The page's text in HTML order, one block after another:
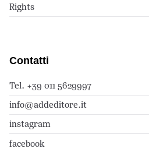
Rights
Contatti
Tel. +39 011 5629997
info@addeditore.it
instagram
facebook